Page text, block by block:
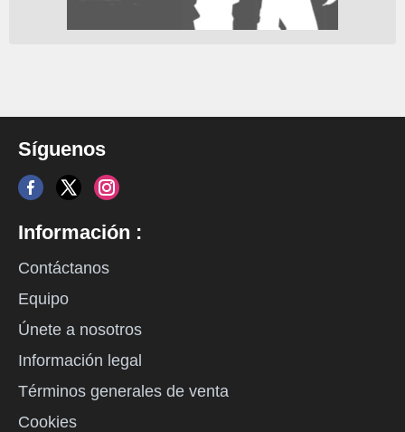
Síguenos
Información :
Contáctanos
Equipo
Únete a nosotros
Información legal
Términos generales de venta
Cookies